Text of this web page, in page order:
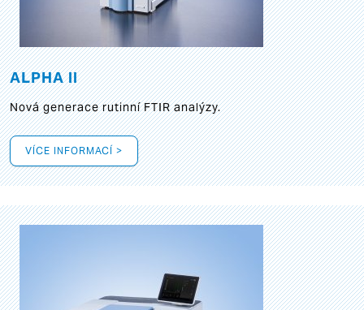
ALPHA II
Nová generace rutinní FTIR analýzy.
VÍCE INFORMACÍ >